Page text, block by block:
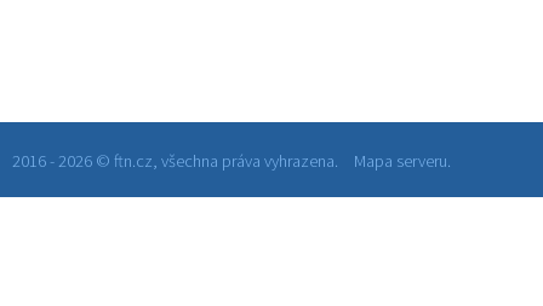
2016 - 2026 © ftn.cz, všechna práva vyhrazena. Mapa serveru.